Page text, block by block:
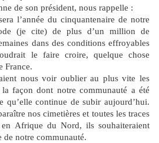
de son président, nous rappelle :
l’année du cinquantenaire de notre
(je cite) de plus d’un million de
dans des conditions effroyables
le faire croire, quelque chose
France.
nous voir oublier au plus vite les
façon dont notre communauté a été
qu’elle continue de subir aujourd’hui.
nos cimetières et toutes les traces
Afrique du Nord, ils souhaiteraient
de notre communauté.